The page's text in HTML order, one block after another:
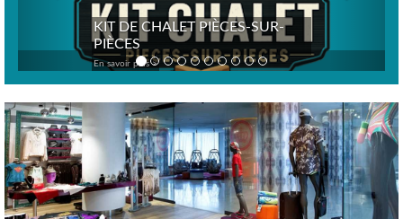
KIT DE CHALET PIÈCES-SUR-
PIÈCES
En savoir plus >